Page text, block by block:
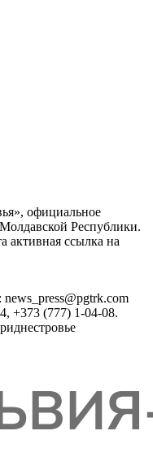
официальное
Республики.
активная ссылка на
+373 (777) 1-04-08.